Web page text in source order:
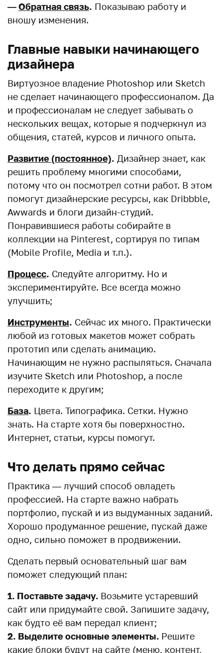
—Обратная связь. Показываю работу и
вношу изменения.
Главные навыки начинающего
дизайнера
Виртуозное владение Photoshop или Sketch
не сделает начинающего профессионалом. Да
и профессионалам не следует забывать о
нескольких вещах, которые я подчеркнул из
общения, статей, курсов и личного опыта.
Развитие (постоянное). Дизайнер знает, как
решить проблему многими способами,
потому что он посмотрел сотни работ. В этом
помогут дизайнерские ресурсы, как Dribbble,
Awwards и блоги дизайн-студий.
Понравившиеся работы собирайте в
коллекции на Pinterest, сортируя по типам
(Mobile Profile, Media и т.п.).
Процесс. Следуйте алгоритму. Но и
экспериментируйте. Все всегда можно
улучшить;
Инструменты. Сейчас их много. Практически
любой из готовых макетов может собрать
прототип или сделать анимацию.
Начинающим не нужно распыляться. Сначала
изучите Sketch или Photoshop, а после
переходите к другим;
База. Цвета. Типографика. Сетки. Нужно
знать. На старте хотя бы поверхностно.
Интернет, статьи, курсы помогут.
Что делать прямо сейчас
Практика — лучший способ овладеть
профессией. На старте важно набрать
портфолио, пускай и из выдуманных заданий.
Хорошо продуманное решение, пускай даже
одно, сильно поможет в продвижении.
Сделать первый основательный шаг вам
поможет следующий план:
1. Поставьте задачу. Возьмите устаревший
сайт или придумайте свой. Запишите задачу,
как будто её вам передал клиент;
2. Выделите основные элементы. Решите
какие блоки будут на сайте (меню, контент,